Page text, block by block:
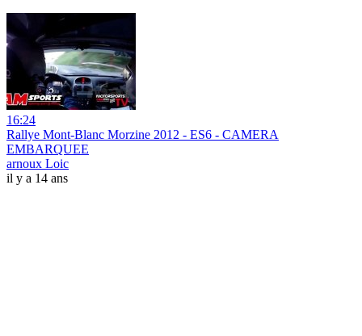
16:24
Rallye Mont-Blanc Morzine 2012 - ES6 - CAMERA
EMBARQUEE
arnoux Loic
il y a 14 ans